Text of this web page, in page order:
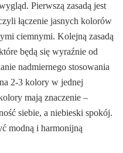
Pierwszą zasadą jest
łączenie jasnych kolorów
ciemnymi. Kolejną zasadą
będą się wyraźnie od
nadmiernego stosowania
2-3 kolory w jednej
mają znaczenie –
siebie, a niebieski spokój.
modną i harmonijną